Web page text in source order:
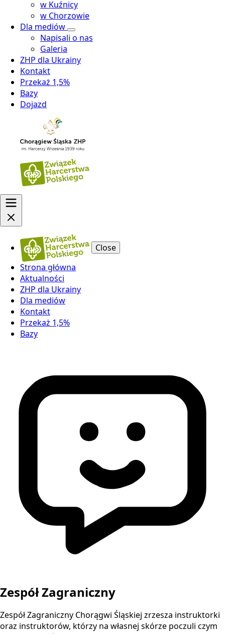
w Kuźnicy
w Chorzowie
Dla mediów
Napisali o nas
Galeria
ZHP dla Ukrainy
Kontakt
Przekaż 1,5%
Bazy
Dojazd
Close
Strona główna
Aktualności
ZHP dla Ukrainy
Dla mediów
Kontakt
Przekaż 1,5%
Bazy
Zespół Zagraniczny
Zespół Zagraniczny Chorągwi Śląskiej zrzesza instruktorki
oraz instruktorów, którzy na własnej skórze poczuli czym